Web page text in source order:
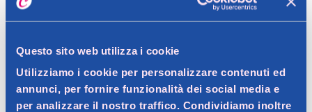
Questo sito web utilizza i cookie
Utilizziamo i cookie per personalizzare contenuti ed
annunci, per fornire funzionalità dei social media e
per analizzare il nostro traffico. Condividiamo inoltre
Ritiro in negozio gratuito per i clienti registrati